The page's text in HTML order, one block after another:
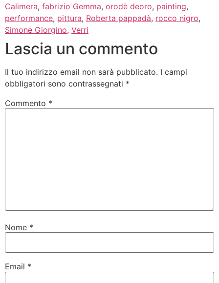
Calimera, fabrizio Gemma, orodè deoro, painting,
performance, pittura, Roberta pappadà, rocco nigro,
Simone Giorgino, Verri
Lascia un commento
Il tuo indirizzo email non sarà pubblicato. I campi
obbligatori sono contrassegnati *
Commento *
Nome *
Email *